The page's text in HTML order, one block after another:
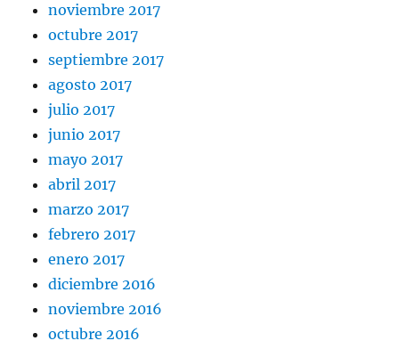
noviembre 2017
octubre 2017
septiembre 2017
agosto 2017
julio 2017
junio 2017
mayo 2017
abril 2017
marzo 2017
febrero 2017
enero 2017
diciembre 2016
noviembre 2016
octubre 2016